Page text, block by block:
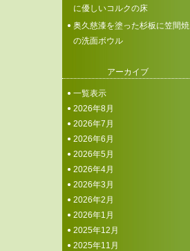
に優しいコルクの床
奥久慈漆を塗った杉板に笠間焼
の洗面ボウル
アーカイブ
一覧表示
2026年8月
2026年7月
2026年6月
2026年5月
2026年4月
2026年3月
2026年2月
2026年1月
2025年12月
2025年11月